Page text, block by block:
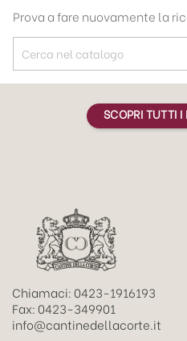
Prova a fare nuovamente la
SCOPRI TUTTI I
Chiamaci: 0423-1916193
Fax: 0423-349901
info@cantinedellacorte.it